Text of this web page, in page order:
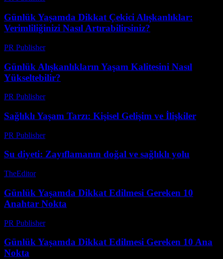
Günlük Yaşamda Dikkat Çekici Alışkanlıklar:
Verimliliğinizi Nasıl Artırabilirsiniz?
PR Publisher-
Günlük Alışkanlıkların Yaşam Kalitesini Nasıl
Yükseltebilir?
PR Publisher-
Sağlıklı Yaşam Tarzı: Kişisel Gelişim ve İlişkiler
PR Publisher-
Su diyeti: Zayıflamanın doğal ve sağlıklı yolu
TheEditor-
Günlük Yaşamda Dikkat Edilmesi Gereken 10
Anahtar Nokta
PR Publisher-
Günlük Yaşamda Dikkat Edilmesi Gereken 10 Ana
Nokta